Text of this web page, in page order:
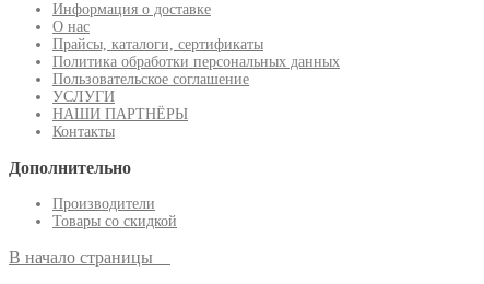
Информация о доставке
О нас
Прайсы, каталоги, сертификаты
Политика обработки персональных данных
Пользовательское соглашение
УСЛУГИ
НАШИ ПАРТНЁРЫ
Контакты
Дополнительно
Производители
Товары со скидкой
В начало страницы